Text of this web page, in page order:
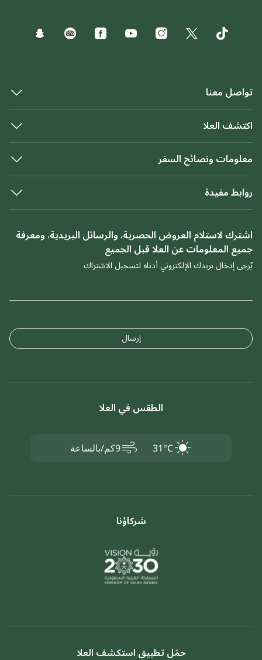
تواصل معنا
اكتشف العلا
معلومات ونصائح السفر
روابط مفيدة
اشترك لاستلام العروض الحصرية، والرسائل البريدية، ومعرفة
جميع المعلومات عن العلا قبل الجميع
يُرجى إدخال بريدك الإلكتروني أدناه لتسجيل الاشتراك
إرسال
الطقس في العلا
31°C
air9كم/بالساعة
شركاؤنا
حمّل تطبيق استكشف العلا